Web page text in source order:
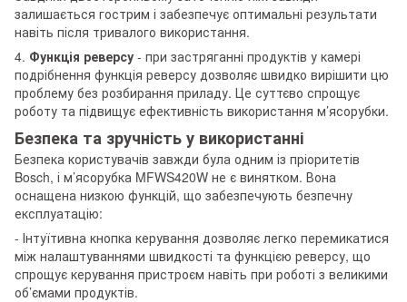
залишається гострим і забезпечує оптимальні результати
навіть після тривалого використання.
4. Функція реверсу - при застряганні продуктів у камері
подрібнення функція реверсу дозволяє швидко вирішити цю
проблему без розбирання приладу. Це суттєво спрощує
роботу та підвищує ефективність використання м’ясорубки.
Безпека та зручність у використанні
Безпека користувачів завжди була одним із пріоритетів
Bosch, і м’ясорубка MFWS420W не є винятком. Вона
оснащена низкою функцій, що забезпечують безпечну
експлуатацію:
- Інтуїтивна кнопка керування дозволяє легко перемикатися
між налаштуваннями швидкості та функцією реверсу, що
спрощує керування пристроєм навіть при роботі з великими
об’ємами продуктів.